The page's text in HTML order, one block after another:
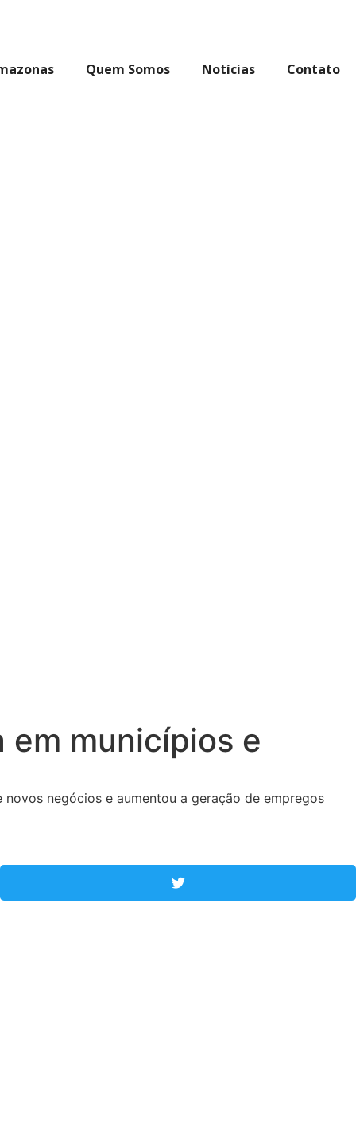
Quem Somos Notícias Contato
em municípios e
negócios e aumentou a geração de empregos